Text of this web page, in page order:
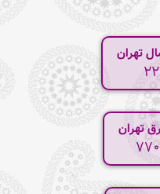
تهران
تهران